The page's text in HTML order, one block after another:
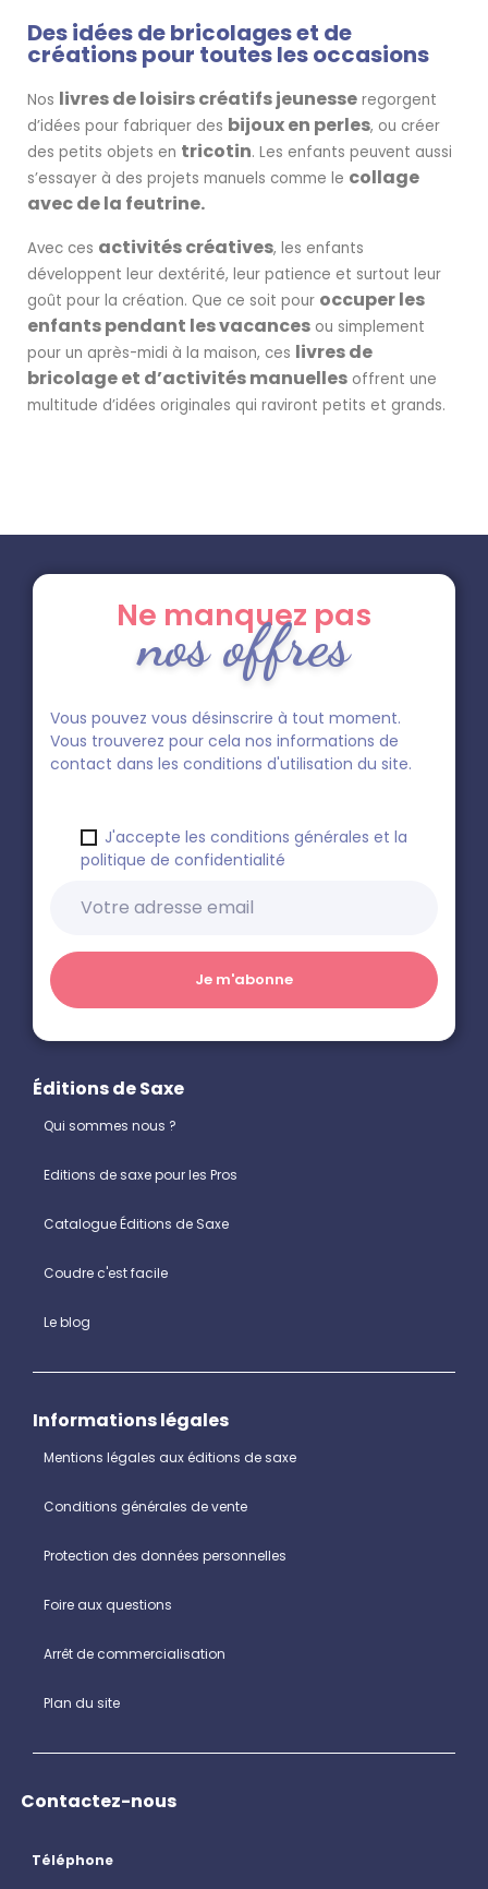
Des idées de bricolages et de
créations pour toutes les occasions
Nos livres de loisirs créatifs jeunesse regorgent
d’idées pour fabriquer des bijoux en perles, ou créer
des petits objets en tricotin. Les enfants peuvent aussi
s’essayer à des projets manuels comme le collage
avec de la feutrine.
Avec ces activités créatives, les enfants
développent leur dextérité, leur patience et surtout leur
goût pour la création. Que ce soit pour occuper les
enfants pendant les vacances ou simplement
pour un après-midi à la maison, ces livres de
bricolage et d’activités manuelles offrent une
multitude d’idées originales qui raviront petits et grands.
Ne manquez pas
nos offres
Vous pouvez vous désinscrire à tout moment.
Vous trouverez pour cela nos informations de
contact dans les conditions d'utilisation du site.
J'accepte les conditions générales et la
politique de confidentialité
Éditions de Saxe
Qui sommes nous ?
Editions de saxe pour les Pros
Catalogue Éditions de Saxe
Coudre c'est facile
Le blog
Informations légales
Mentions légales aux éditions de saxe
Conditions générales de vente
Protection des données personnelles
Foire aux questions
Arrêt de commercialisation
Plan du site
Contactez-nous
Téléphone